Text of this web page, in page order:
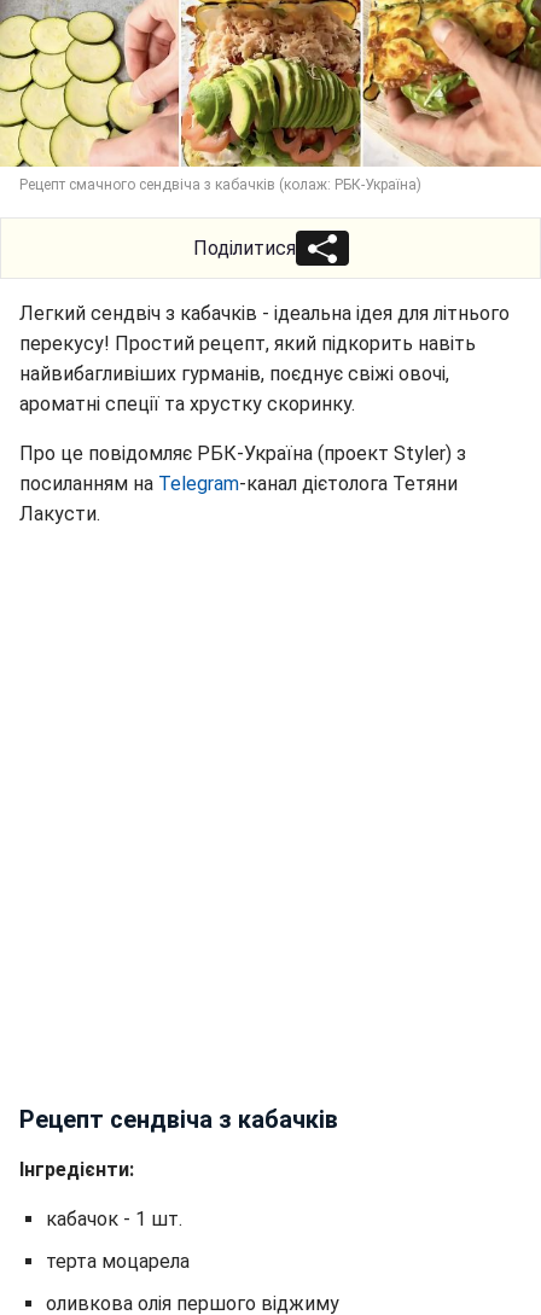
Рецепт смачного сендвіча з кабачків (колаж: РБК-Україна)
Поділитися
Легкий сендвіч з кабачків - ідеальна ідея для літнього
перекусу! Простий рецепт, який підкорить навіть
найвибагливіших гурманів, поєднує свіжі овочі,
ароматні спеції та хрустку скоринку.
Про це повідомляє РБК-Україна (проект Styler) з
посиланням на Telegram-канал дієтолога Тетяни
Лакусти.
Рецепт сендвіча з кабачків
Інгредієнти:
кабачок - 1 шт.
терта моцарела
оливкова олія першого віджиму